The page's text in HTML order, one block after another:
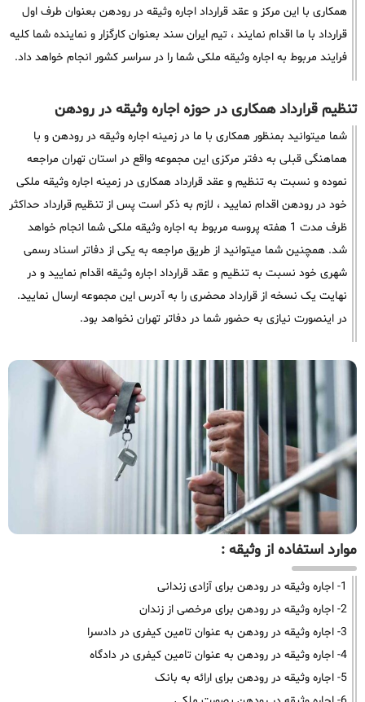
همکاری با این مرکز و عقد قرارداد اجاره وثیقه در رودهن بعنوان طرف اول
قرارداد با ما اقدام نمایند ، تیم ایران سند بعنوان کارگزار و نماینده شما کلیه
فرایند مربوط به اجاره وثیقه ملکی شما را در سراسر کشور انجام خواهد داد.
تنظیم قرارداد همکاری در حوزه اجاره وثیقه در رودهن
شما میتوانید بمنظور همکاری با ما در زمینه اجاره وثیقه در رودهن و با
هماهنگی قبلی به دفتر مرکزی این مجموعه واقع در استان تهران مراجعه
نموده و نسبت به تنظیم و عقد قرارداد همکاری در زمینه اجاره وثیقه ملکی
خود در رودهن اقدام نمایید ، لازم به ذکر است پس از تنظیم قرارداد حداکثر
ظرف مدت 1 هفته پروسه مربوط به اجاره وثیقه ملکی شما انجام خواهد
شد. همچنین شما میتوانید از طریق مراجعه به یکی از دفاتر اسناد رسمی
شهری خود نسبت به تنظیم و عقد قرارداد اجاره وثیقه اقدام نمایید و در
نهایت یک نسخه از قرارداد محضری را به آدرس این مجموعه ارسال نمایید.
در اینصورت نیازی به حضور شما در دفاتر تهران نخواهد بود.
موارد استفاده از وثیقه :
1- اجاره وثیقه در رودهن برای آزادی زندانی
2- اجاره وثیقه در رودهن برای مرخصی از زندان
3- اجاره وثیقه در رودهن به عنوان تامین کیفری در دادسرا
4- اجاره وثیقه در رودهن به عنوان تامین کیفری در دادگاه
5- اجاره وثیقه در رودهن برای ارائه به بانک